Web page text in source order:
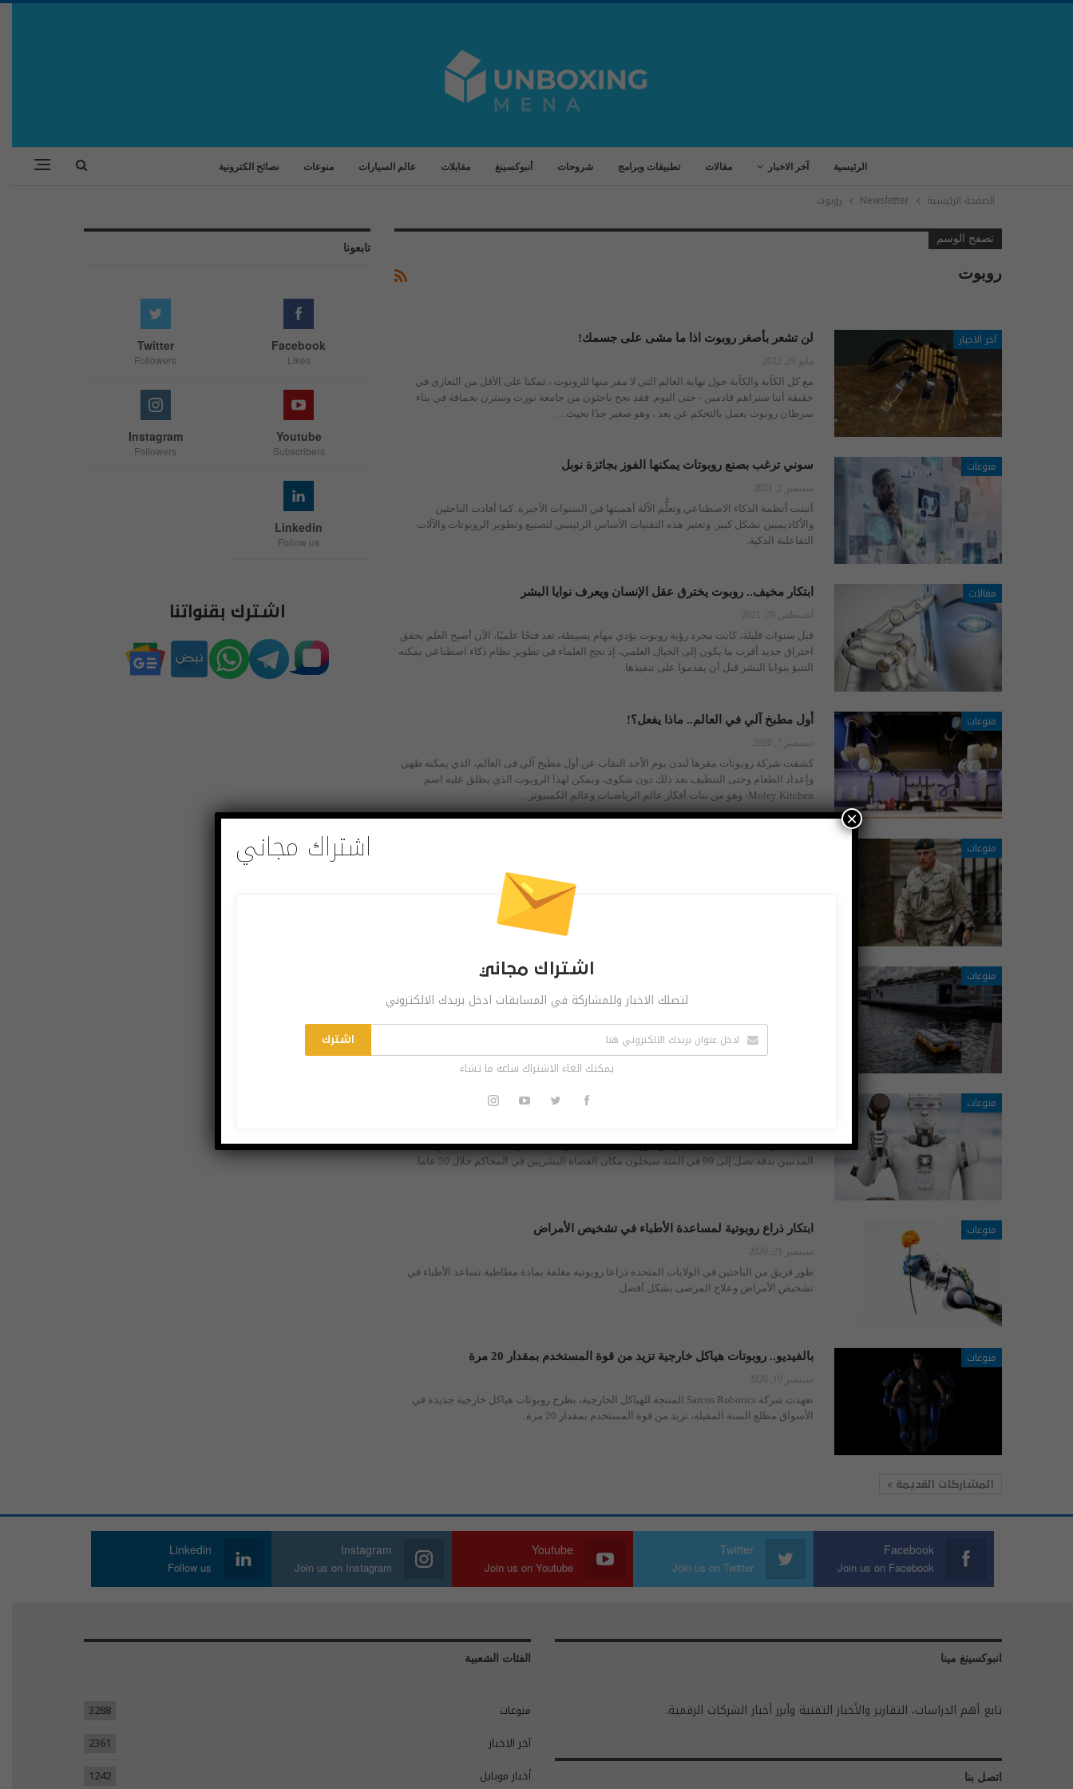
الرئيسية آخر الاخبار مقالات تطبيقات وبرامج شروحات أنبوكسينغ مقابلات عالم السيارات منوعات نصائح الكترونية
الصفحة الرئيسية Newsletter روبوت
تصفح الوسم
روبوت
آخر الاخبار لن تشعر بأصغر روبوت اذا ما مشى على جسمك!
مايو 29, 2022
مع كل الكآبة والكآبة حول نهاية العالم التي لا مفر منها للروبوت ، تمكنا على الأقل من التعازي في
حقيقة أننا سنراهم قادمين - حتى اليوم. فقد نجح باحثون من جامعة نورث وسترن بحماقة في بناء
سرطان روبوت يعمل بالتحكم عن بعد ، وهو صغير جدًا بحيث
منوعات سوني ترغب بصنع روبوتات يمكنها الفوز بجائزة نوبل
سبتمبر 2, 2021
أثبتت أنظمة الذكاء الاصطناعي وتعلُّم الآلة أهميتها في السنوات الأخيرة. كما أفادت الباحثين
والأكاديميين بشكل كبير. وتعتبر هذه التقنيات الأساس الرئيسي لتصنيع وتطوير الروبوتات والآلات
التفاعلية الذكية.
مقالات ابتكار مخيف.. روبوت يخترق عقل الإنسان ويعرف نوايا البشر
أغسطس 29, 2021
قبل سنوات قليلة، كانت مجرد رؤية روبوت يؤدي مهام بسيطة، تعد فتحًا علميًا، الآن أصبح العلم يحقق
اختراق جديد أقرب ما يكون إلى الخيال العلمي، إذ نجح العلماء في تطوير نظام ذكاء اصطناعي يمكنه
التنبؤ بنوايا البشر قبل أن يقدموا على تنفيذها.
منوعات أول مطبخ آلي في العالم.. ماذا يفعل؟!
ديسمبر 7, 2020
كشفت شركة روبوتات مقرها لندن يوم الأحد النقاب عن أول مطبخ آلي فى العالم، الذي يمكنه طهي
وإعداد الطعام وحتى التنظيف بعد ذلك دون شكوى، ويمكن لهذا الروبوت الذي يطلق عليه اسم
Moley Kitchen- وهو من بنات أفكار عالم الرياضيات وعالم الكمبيوتر…
منوعات
ليس سراً أن العديد من الجيوش تعتمد بشكل أكبر على الطائرات بدون طيار والمركبات الآلية
الأخرى، لكن قيادة المملكة المتحدة لديها رؤية جريئة بشكل خاص.
منوعات بالفيديو.. روبوتات مائية تنقل أول مجموعة ركاب
القوارب يمكن أن تغير الحياة في مدن البندقية وأمستردام وغيرها.
منوعات
قال الخبير في الذكاء الصناعي تيرنس موري، إن "قضاة آليين" يستطيعون اكتشاف الكذب وتحديد
المذنبين بدقة تصل إلى 99 في المئة سيحلون مكان القضاة البشريين في المحاكم خلال 50 عاما.
منوعات ابتكار ذراع روبوتية لمساعدة الأطباء في تشخيص الأمراض
سبتمبر 21, 2020
طور فريق من الباحثين في الولايات المتحدة ذراعا روبوتية مغلفة بمادة مطاطية تساعد الأطباء في
تشخيص الأمراض وعلاج المرضى بشكل أفضل.
منوعات بالفيديو.. روبوتات هياكل خارجية تزيد من قوة المستخدم بمقدار 20 مرة
سبتمبر 19, 2020
تعهدت شركة Sarcos Robotics المنتجة للهياكل الخارجية، بطرح روبوتات هياكل خارجية جديدة في
الأسواق مطلع السنة المقبلة، تزيد من قوة المستخدم بمقدار 20 مرة.
المشاركات القديمة
تابعونا
Facebook
Likes
Twitter
Followers
Youtube
Subscribers
Instagram
Followers
Linkedin
Follow us
اشترك بقنواتنا
Facebook
Join us on Facebook
Twitter
Join us on Twitter
Youtube
Join us on Youtube
Instagram
Join us on Instagram
Linkedin
Follow us
انبوكسينغ مينا
تابع أهم الدراسات، التقارير والأخبار التقنية وأبرز أخبار الشركات الرقمية.
اتصل بنا
الفئات الشعبية
منوعات
3288
آخر الاخبار
2361
أخبار موبايل
1242
اشتراك مجاني
اشتراك مجاني
لتصلك الاخبار وللمشاركة في المسابقات ادخل بريدك الالكتروني
اشترك
يمكنك الغاء الاشتراك ساعة ما تشاء
×